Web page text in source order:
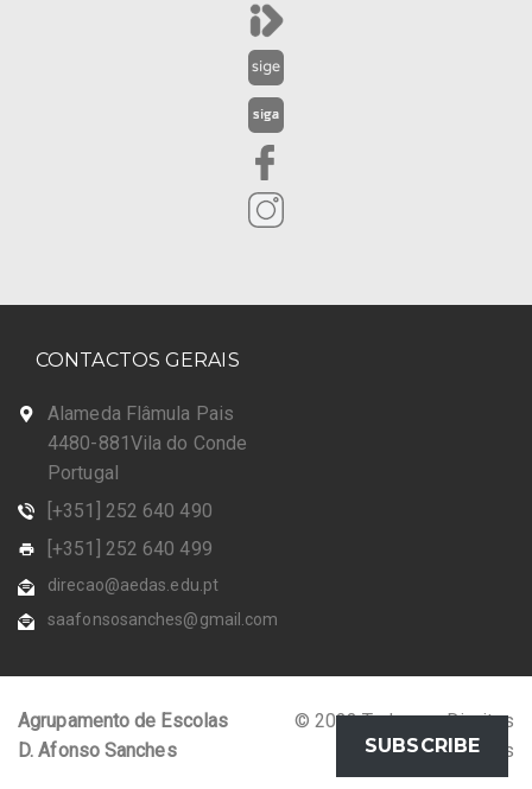
CONTACTOS GERAIS
Alameda Flâmula Pais
4480-881Vila do Conde
Portugal
[+351] 252 640 490
[+351] 252 640 499
direcao@aedas.edu.pt
saafonsosanches@gmail.com
Agrupamento de Escolas
D. Afonso Sanches
© 2023 Todos os Direitos
Reservados
SUBSCRIBE